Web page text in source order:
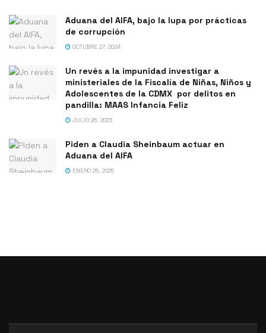
Aduana del AIFA, bajo la lupa por prácticas
de corrupción
OCTUBRE 27, 2024
Un revés a la impunidad investigar a
ministeriales de la Fiscalía de Niñas, Niños y
Adolescentes de la CDMX por delitos en
pandilla: MAAS Infancia Feliz
JULIO 26, 2023
Piden a Claudia Sheinbaum actuar en
Aduana del AIFA
ENERO 25, 2025